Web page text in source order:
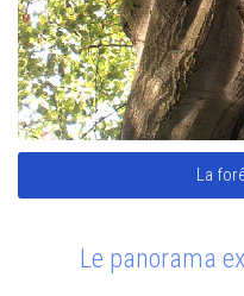
La
Le panorama